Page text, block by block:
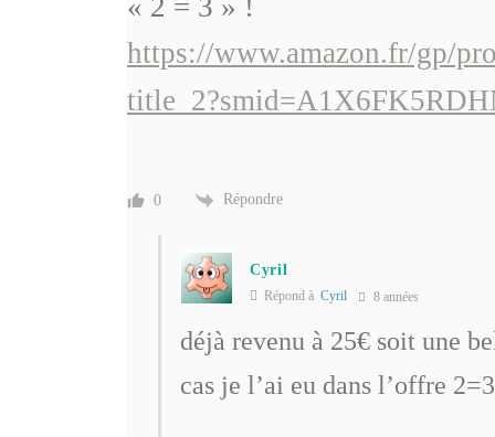
« 2 = 3 » !
https://www.amazon.fr/gp/
0 Répondre
Cyril
Répond à Cyril 8 années
déjà revenu à 25€ soit une
cas je l’ai eu dans l’offre